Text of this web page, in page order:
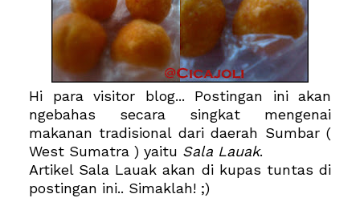
Hi para visitor blog... Postingan ini akan
ngebahas secara singkat mengenai
makanan tradisional dari daerah Sumbar (
West Sumatra ) yaitu Sala Lauak.
Artikel Sala Lauak akan di kupas tuntas di
postingan ini.. Simaklah! ;)